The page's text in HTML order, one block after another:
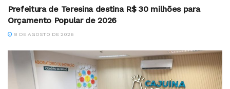
Prefeitura de Teresina destina R$ 30 milhões para
Orçamento Popular de 2026
8 DE AGOSTO DE 2026